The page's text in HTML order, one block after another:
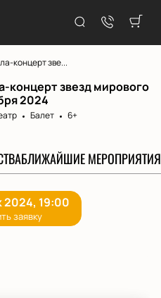
концерт зве...
концерт звезд мирового
2024
Балет
6+
БЛИЖАЙШИЕ МЕРОПРИЯТИЯ